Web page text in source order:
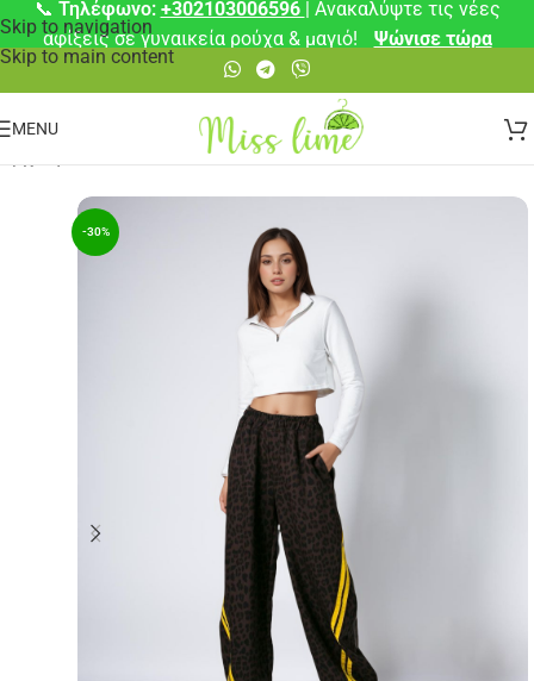
Skip to navigation
Skip to main content
📞 Τηλέφωνο: +302103006596 | Ανακαλύψτε τις νέες
αφίξεις σε γυναικεία ρούχα & μαγιό!
Ψώνισε τώρα
MENU
Παντελόνια/Παντελόνια
-30%